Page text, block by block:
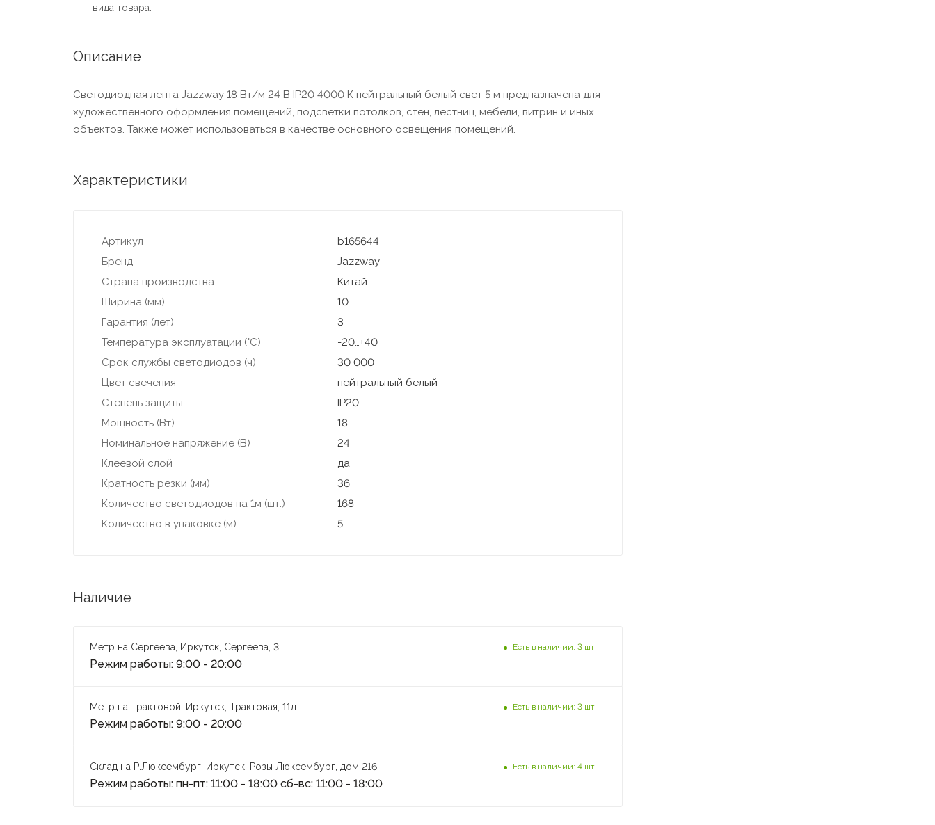
вида товара.
Описание
Светодиодная лента Jazzway 18 Вт/м 24 В IP20 4000 К нейтральный белый свет 5 м предназначена для
художественного оформления помещений, подсветки потолков, стен, лестниц, мебели, витрин и иных
объектов. Также может использоваться в качестве основного освещения помещений.
Характеристики
Артикул
b165644
Бренд
Jazzway
Страна производства
Китай
Ширина (мм)
10
Гарантия (лет)
3
Температура эксплуатации (°С)
-20…+40
Срок службы светодиодов (ч)
30 000
Цвет свечения
нейтральный белый
Степень защиты
IP20
Мощность (Вт)
18
Номинальное напряжение (В)
24
Клеевой слой
да
Кратность резки (мм)
36
Количество светодиодов на 1м (шт.)
168
Количество в упаковке (м)
5
Наличие
Метр на Сергеева, Иркутск, Сергеева, 3
Режим работы: 9:00 - 20:00
Есть в наличии: 3 шт
Метр на Трактовой, Иркутск, Трактовая, 11д
Режим работы: 9:00 - 20:00
Есть в наличии: 3 шт
Склад на Р.Люксембург, Иркутск, Розы Люксембург, дом 216
Режим работы: пн-пт: 11:00 - 18:00 сб-вс: 11:00 - 18:00
Есть в наличии: 4 шт